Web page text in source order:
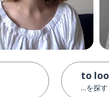
to
…を探す